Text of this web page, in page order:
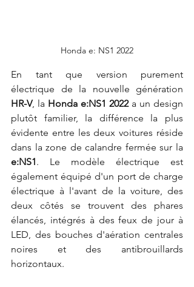
Honda e: NS1 2022
En tant que version purement
HR-V, la Honda e:NS1 2022 a un design
plutôt familier, la différence la plus
évidente entre les deux voitures réside
e:NS1. Le modèle électrique est
également équipé d'un port de charge
électrique à l'avant de la voiture, des
deux côtés se trouvent des phares
élancés, intégrés à des feux de jour à
LED, des bouches d'aération centrales
noires et des antibrouillards
horizontaux.